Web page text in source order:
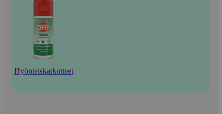
Hyönteiskarkotteet